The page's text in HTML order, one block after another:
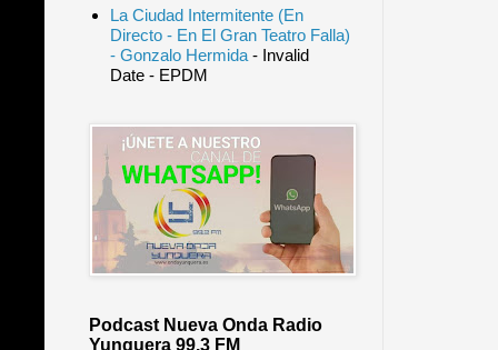
La Ciudad Intermitente (En
Directo - En El Gran Teatro Falla)
- Gonzalo Hermida- Invalid
Date- EPDM
Podcast Nueva Onda Radio
Yunquera 99.3 FM